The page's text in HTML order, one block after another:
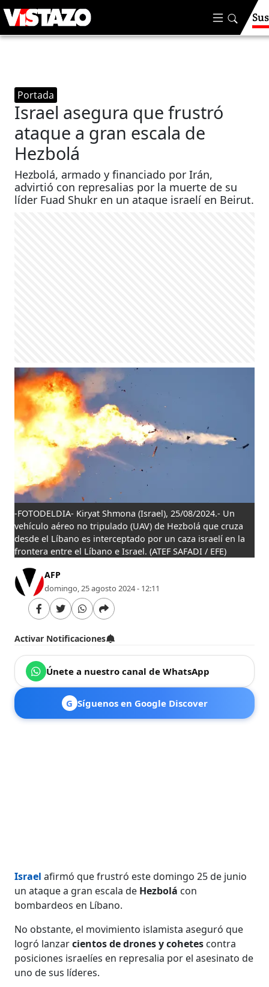
Portada
Israel asegura que frustró
ataque a gran escala de
Hezbolá
Hezbolá, armado y financiado por Irán,
advirtió con represalias por la muerte de su
líder Fuad Shukr en un ataque israelí en Beirut.
-FOTODELDIA- Kiryat Shmona (Israel), 25/08/2024.- Un
vehículo aéreo no tripulado (UAV) de Hezbolá que cruza
desde el Líbano es interceptado por un caza israelí en la
frontera entre el Líbano e Israel. (ATEF SAFADI / EFE)
AFP
domingo, 25 agosto 2024 - 12:11
Activar Notificaciones
Únete a nuestro canal de WhatsApp
G Síguenos en Google Discover
Israelafirmó que frustró este domingo 25 de junio
un ataque a gran escala de Hezbolá con
bombardeos en Líbano.
No obstante, el movimiento islamista aseguró que
logró lanzarcientos de drones y cohetes contra
posiciones israelíes en represalia por el asesinato de
uno de sus líderes.